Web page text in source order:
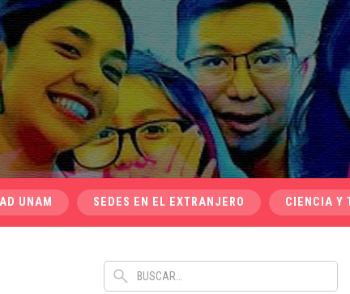
UNAM SEDES EN EL EXTRANJERO CIENCIA Y